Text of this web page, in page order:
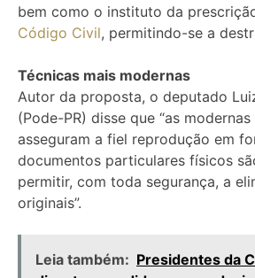
bem como o instituto da
Código Civil, permitindo-se a
Técnicas mais modernas
Autor da proposta, o deputado
(Pode-PR) disse que “as
asseguram a fiel reprodução em
documentos particulares físicos
permitir, com toda segurança, a
originais”.
Leia também: Presidentes da